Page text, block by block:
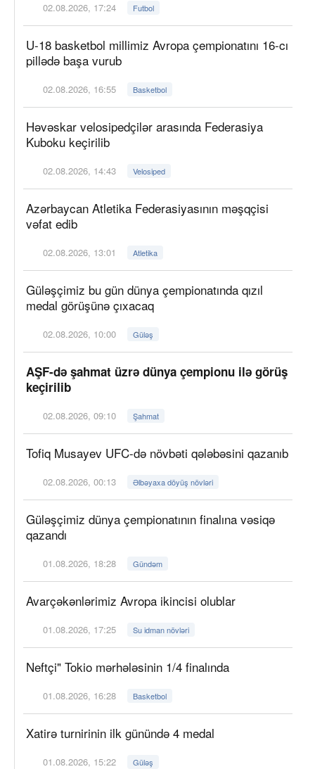
02.08.2026, 17:24 Futbol
U-18 basketbol millimiz Avropa çempionatını 16-cı
pillədə başa vurub
02.08.2026, 16:55 Basketbol
Həvəskar velosipedçilər arasında Federasiya
Kuboku keçirilib
02.08.2026, 14:43 Velosiped
Azərbaycan Atletika Federasiyasının məşqçisi
vəfat edib
02.08.2026, 13:01 Atletika
Güləşçimiz bu gün dünya çempionatında qızıl
medal görüşünə çıxacaq
02.08.2026, 10:00 Güləş
AŞF-də şahmat üzrə dünya çempionu ilə görüş
keçirilib
02.08.2026, 09:10 Şahmat
Tofiq Musayev UFC-də növbəti qələbəsini qazanıb
02.08.2026, 00:13 Əlbəyaxa döyüş növləri
Güləşçimiz dünya çempionatının finalına vəsiqə
qazandı
01.08.2026, 18:28 Gündəm
Avarçəkənlərimiz Avropa ikincisi olublar
01.08.2026, 17:25 Su idman növləri
Neftçi" Tokio mərhələsinin 1/4 finalında
01.08.2026, 16:28 Basketbol
Xatirə turnirinin ilk günündə 4 medal
01.08.2026, 15:22 Güləş